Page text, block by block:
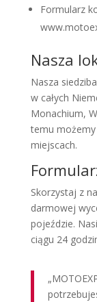
Formularz
Nasza
Nasza
w całych
Monachium,
temu możemy
miejscach.
Skorzystaj z
darmowej
pojeździe.
ciągu 24